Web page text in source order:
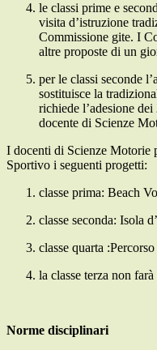
le classi prime e
visita d’istruzione
Commissione gite. I
altre proposte di un
per le classi seconde
sostituisce la
richiede l’adesione
docente di Scienze
I docenti di Scienze Motorie
Sportivo i seguenti progetti:
classe prima: Beach
classe seconda: Isola
classe quarta
la classe terza non farà
Norme disciplinari